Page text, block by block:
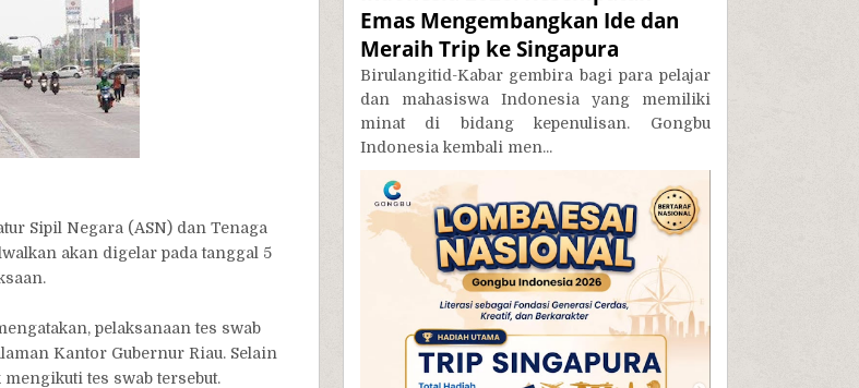
Sipil Negara (ASN) dan Tenaga
akan digelar pada tanggal 5
pelaksanaan tes swab
Kantor Gubernur Riau. Selain
tes swab tersebut.
Emas Mengembangkan Ide dan
Meraih Trip ke Singapura
Birulangitid-Kabar gembira bagi para pelajar
dan mahasiswa Indonesia yang memiliki
minat di bidang kepenulisan. Gongbu
Indonesia kembali men...